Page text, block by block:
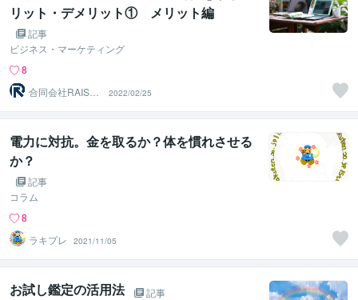
リット・デメリット① メリット編
記事
ビジネス・マーケティング
8
合同会社RAISEE
EE（レイジー）
2022/02/25
電力に対抗。金を取るか？体を慣れさせる
か？
記事
コラム
8
ラキプレ
2021/11/05
お試し鑑定の活用法
記事